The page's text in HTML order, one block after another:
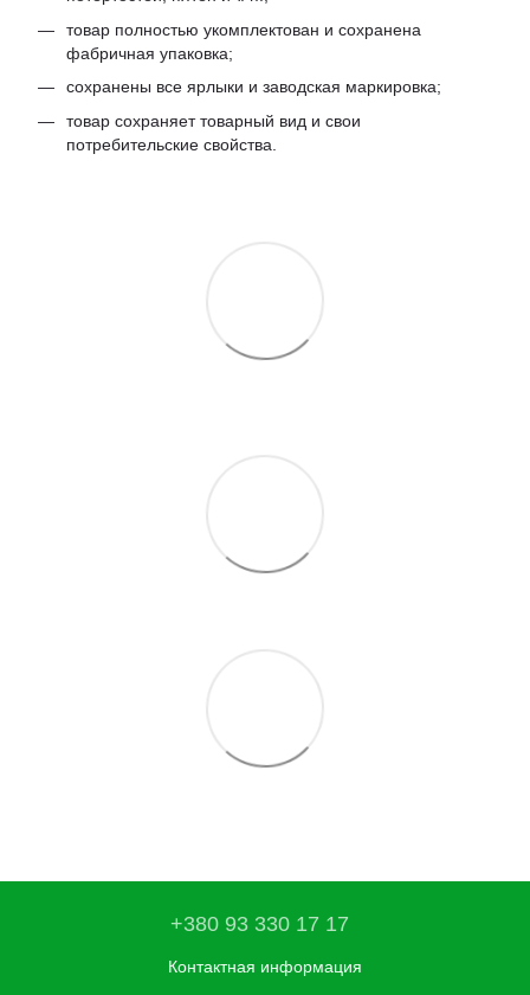
товар полностью укомплектован и сохранена
фабричная упаковка;
сохранены все ярлыки и заводская маркировка;
товар сохраняет товарный вид и свои
потребительские свойства.
+380 93 330 17 17
Контактная информация